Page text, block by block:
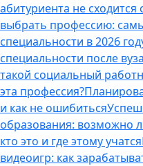
абитуриента не
выбрать профессию:
специальности в 2026
специальности после
такой социальный
эта профессия?
и как не ошибиться
образования: возможно
кто это и где этому учатся
видеоигр: как